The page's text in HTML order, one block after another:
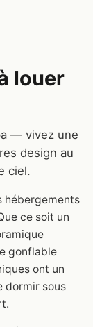
louer
— vivez une
design au
ciel.
hébergements
ce soit un
gonflable
ont un
dormir sous